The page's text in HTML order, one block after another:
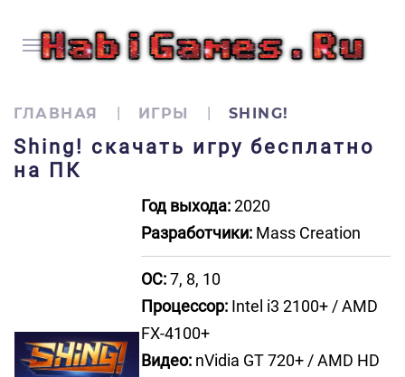
ГЛАВНАЯ ИГРЫ SHING!
Shing! скачать игру бесплатно
на ПК
Год выхода:2020
Разработчики: Mass Creation
ОС:7, 8, 10
Процессор: Intel i3 2100+ / AMD
FX-4100+
Видео: nVidia GT 720+ / AMD HD